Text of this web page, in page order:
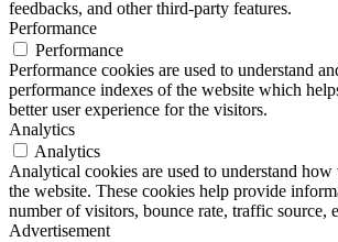
feedbacks, and other third-party features.
Performance
Performance
Performance cookies are used to understand
performance indexes of the website which
better user experience for the visitors.
Analytics
Analytics
Analytical cookies are used to understand
the website. These cookies help provide
number of visitors, bounce rate, traffic source,
Advertisement